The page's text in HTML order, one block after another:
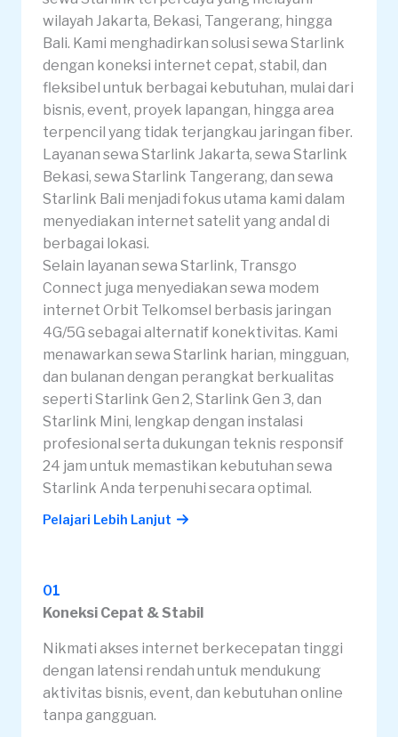
wilayah Jakarta, Bekasi, Tangerang, hingga
Bali. Kami menghadirkan solusi sewa Starlink
dengan koneksi internet cepat, stabil, dan
fleksibel untuk berbagai kebutuhan, mulai dari
bisnis, event, proyek lapangan, hingga area
terpencil yang tidak terjangkau jaringan fiber.
Layanan sewa Starlink Jakarta, sewa Starlink
Bekasi, sewa Starlink Tangerang, dan sewa
Starlink Bali menjadi fokus utama kami dalam
menyediakan internet satelit yang andal di
berbagai lokasi.
Selain layanan sewa Starlink, Transgo
Connect juga menyediakan sewa modem
internet Orbit Telkomsel berbasis jaringan
4G/5G sebagai alternatif konektivitas. Kami
menawarkan sewa Starlink harian, mingguan,
dan bulanan dengan perangkat berkualitas
seperti Starlink Gen 2, Starlink Gen 3, dan
Starlink Mini, lengkap dengan instalasi
profesional serta dukungan teknis responsif
24 jam untuk memastikan kebutuhan sewa
Starlink Anda terpenuhi secara optimal.
Pelajari Lebih Lanjut
01
Koneksi Cepat & Stabil
Nikmati akses internet berkecepatan tinggi
dengan latensi rendah untuk mendukung
aktivitas bisnis, event, dan kebutuhan online
tanpa gangguan.